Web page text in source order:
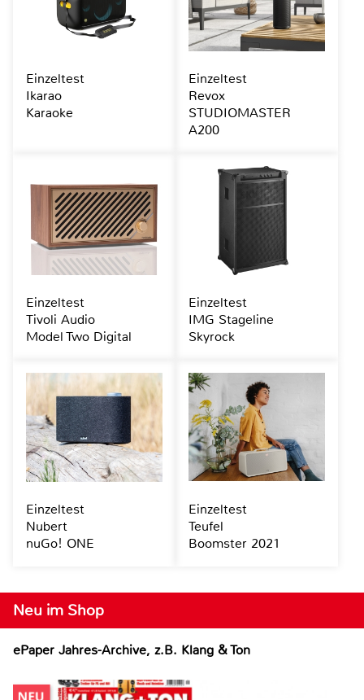
Neu im Shop
ePaper Jahres-Archive, z.B. Klang & Ton
Einzeltest
Ikarao
Karaoke
Einzeltest
Revox
STUDIOMASTER
A200
Einzeltest
Tivoli Audio
Model Two Digital
Einzeltest
IMG Stageline
Skyrock
Einzeltest
Nubert
nuGo! ONE
Einzeltest
Teufel
Boomster 2021